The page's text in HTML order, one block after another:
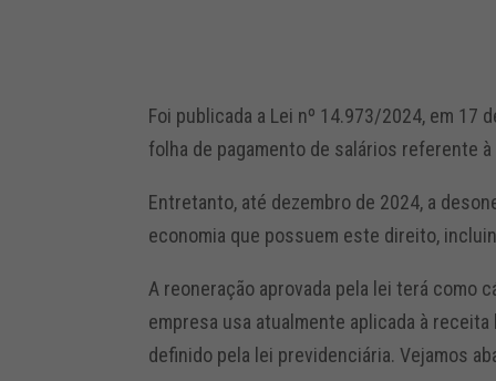
Foi publicada a Lei nº 14.973/2024, em 17
folha de pagamento de salários referente
Entretanto, até dezembro de 2024, a
economia que possuem este direito,
A reoneração aprovada pela lei terá como
empresa usa atualmente aplicada à
definido pela lei previdenciária. Vejamos